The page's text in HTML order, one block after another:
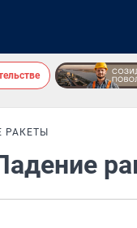
РАКЕТЫ